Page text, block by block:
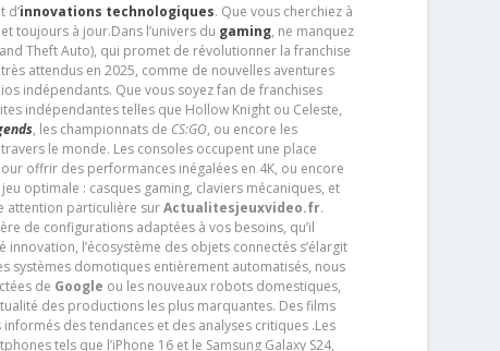
d’innovations technologiques. Que vous cherchiez à
toujours à jour.Dans l’univers du gaming, ne manquez
Theft Auto), qui promet de révolutionner la franchise
attendus en 2025, comme de nouvelles aventures
indépendants. Que vous soyez fan de franchises
indépendantes telles que Hollow Knight ou Celeste,
, les championnats de CS:GO, ou encore les
le monde. Les consoles occupent une place
offrir des performances inégalées en 4K, ou encore
optimale : casques gaming, claviers mécaniques, et
attention particulière surActualitesjeuxvideo.fr.
de configurations adaptées à vos besoins, qu’il
l’écosystème des objets connectés s’élargit
systèmes domotiques entièrement automatisés, nous
de Google ou les nouveaux robots domestiques,
des productions les plus marquantes. Des films
informés des tendances et des analyses critiques .Les
tels que l’iPhone 16 et le Samsung Galaxy S24,